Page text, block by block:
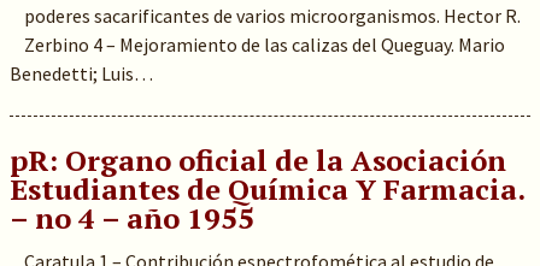
poderes sacarificantes de varios microorganismos. Hector R.
Zerbino 4 – Mejoramiento de las calizas del Queguay. Mario
Benedetti; Luis…
pR: Organo oficial de la Asociación
Estudiantes de Química Y Farmacia.
– no 4 – año 1955
Caratula 1 – Contribución espectrofomética al estudio de